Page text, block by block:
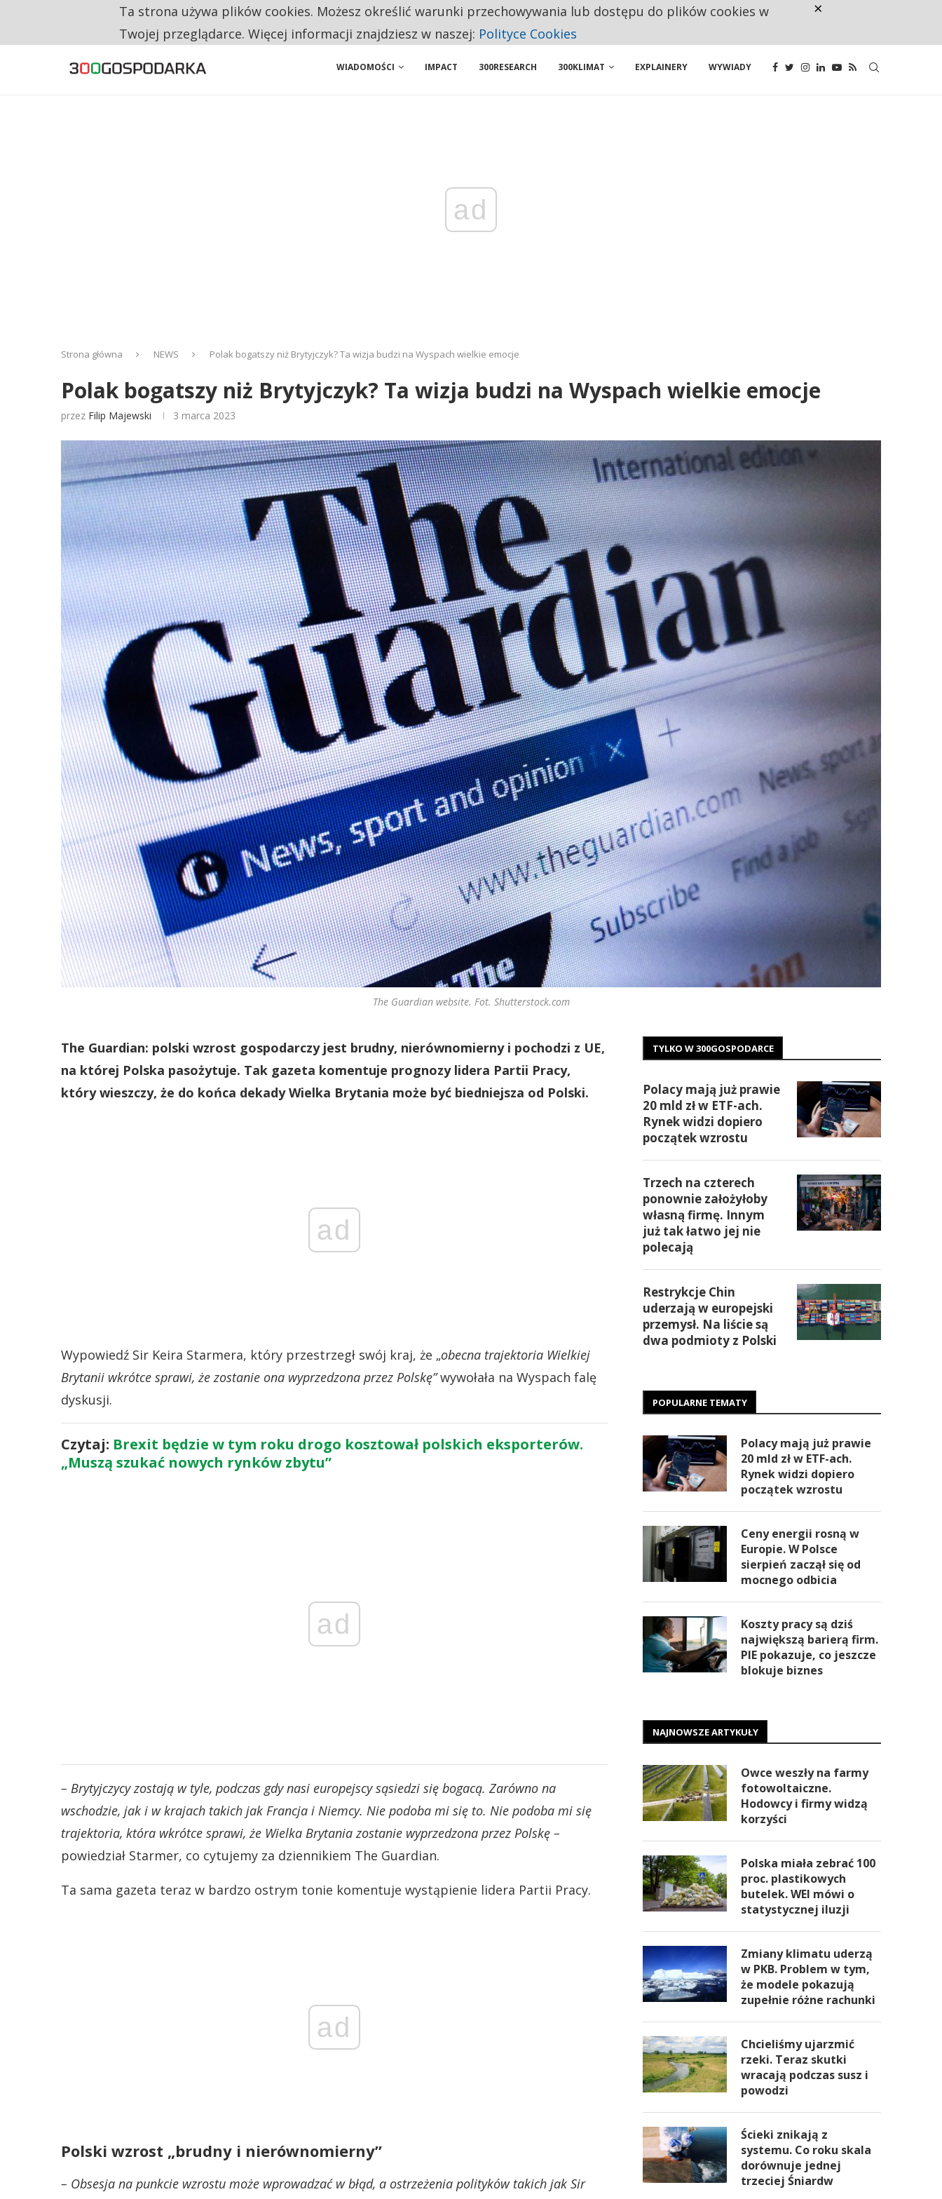
RESTRYKCJE CHIN UDERZAJĄ W EUROPEJSKI PRZEMYSŁ. NA LIŚCIE SĄ DWA PODMIOTY Z POLSKI
WIADOMOŚCI IMPACT 300RESEARCH 300KLIMAT EXPLAINERY WYWIADY
ad
Strona główna NEWS Polak bogatszy niż Brytyjczyk? Ta wizja budzi na Wyspach wielkie emocje
Polak bogatszy niż Brytyjczyk? Ta wizja budzi na Wyspach wielkie emocje
przez Filip Majewski 3 marca 2023
The Guardian website. Fot. Shutterstock.com
The Guardian: polski wzrost gospodarczy jest brudny, nierównomierny i pochodzi z UE,
na której Polska pasożytuje. Tak gazeta komentuje prognozy lidera Partii Pracy,
który wieszczy, że do końca dekady Wielka Brytania może być biedniejsza od Polski.
ad
Wypowiedź Sir Keira Starmera, który przestrzegł swój kraj, że „obecna trajektoria Wielkiej
Brytanii wkrótce sprawi, że zostanie ona wyprzedzona przez Polskę”wywołała na Wyspach falę
dyskusji.
Czytaj: Brexit będzie w tym roku drogo kosztował polskich eksporterów.
„Muszą szukać nowych rynków zbytu”
ad
– Brytyjczycy zostają w tyle, podczas gdy nasi europejscy sąsiedzi się bogacą. Zarówno na
wschodzie, jak i w krajach takich jak Francja i Niemcy. Nie podoba mi się to. Nie podoba mi się
trajektoria, która wkrótce sprawi, że Wielka Brytania zostanie wyprzedzona przez Polskę –
powiedział Starmer, co cytujemy za dziennikiem The Guardian.
Ta sama gazeta teraz w bardzo ostrym tonie komentuje wystąpienie lidera Partii Pracy.
ad
Polski wzrost „brudny i nierównomierny”
– Obsesja na punkcie wzrostu może wprowadzać w błąd, a ostrzeżenia polityków takich jak Sir
TYLKO W 300GOSPODARCE
Polacy mają już prawie
20 mld zł w ETF-ach.
Rynek widzi dopiero
początek wzrostu
Trzech na czterech
ponownie założyłoby
własną firmę. Innym
już tak łatwo jej nie
polecają
Restrykcje Chin
uderzają w europejski
przemysł. Na liście są
dwa podmioty z Polski
POPULARNE TEMATY
Polacy mają już prawie
20 mld zł w ETF-ach.
Rynek widzi dopiero
początek wzrostu
Ceny energii rosną w
Europie. W Polsce
sierpień zaczął się od
mocnego odbicia
Koszty pracy są dziś
największą barierą firm.
PIE pokazuje, co jeszcze
blokuje biznes
NAJNOWSZE ARTYKUŁY
Owce weszły na farmy
fotowoltaiczne.
Hodowcy i firmy widzą
korzyści
Polska miała zebrać 100
proc. plastikowych
butelek. WEI mówi o
statystycznej iluzji
Zmiany klimatu uderzą
w PKB. Problem w tym,
że modele pokazują
zupełnie różne rachunki
Chcieliśmy ujarzmić
rzeki. Teraz skutki
wracają podczas susz i
powodzi
Ścieki znikają z
systemu. Co roku skala
dorównuje jednej
trzeciej Śniardw
Ta strona używa plików cookies. Możesz określić warunki przechowywania lub dostępu do plików cookies w
Twojej przeglądarce. Więcej informacji znajdziesz w naszej: Polityce Cookies
×